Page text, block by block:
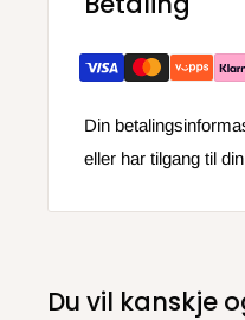
Din
eller har tilgang til
Du vil kanskje